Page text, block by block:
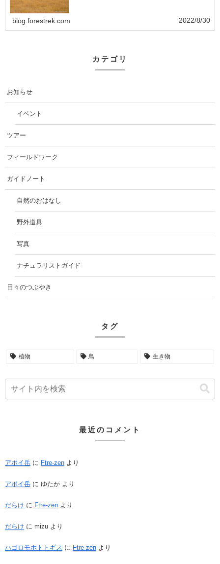
blog.forestrek.com 2022/8/30
カテゴリ
お知らせ
イベント
ツアー
フィールドワーク
ガイドノート
自然のおはなし
野外道具
写真
ナチュラリストガイド
日々のつぶやき
タグ
植物 鳥 生き物
最近のコメント
アポイ岳 に Ftre-zen より
アポイ岳 に ゆたか より
だらけ に Ftre-zen より
だらけ に mizu より
ハゴロモホトトギス に Ftre-zen より